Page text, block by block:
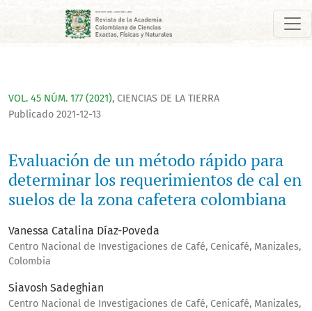
Evaluación de un método rápido para determinar los
VOL. 45 NÚM. 177 (2021), CIENCIAS DE LA TIERRA
Evaluación de un método rápido para
determinar los requerimientos de cal en
suelos de la zona cafetera colombiana
Publicado 2021-12-13
Vanessa Catalina Díaz-Poveda
Centro Nacional de Investigaciones de Café, Cenicafé, Manizales,
Colombia
Siavosh Sadeghian
Centro Nacional de Investigaciones de Café, Cenicafé, Manizales,